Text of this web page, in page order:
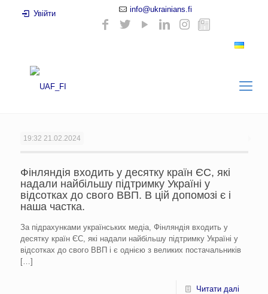
Увійти info@ukrainians.fi
19:32 21.02.2024
Фінляндія входить у десятку країн ЄС, які
надали найбільшу підтримку Україні у
відсотках до свого ВВП. В цій допомозі є і
наша частка.
За підрахунками українських медіа, Фінляндія входить у
десятку країн ЄС, які надали найбільшу підтримку Україні у
відсотках до свого ВВП і є однією з великих постачальників
[…]
Читати далі